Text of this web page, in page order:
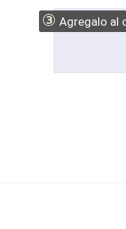
③ Agregalo al